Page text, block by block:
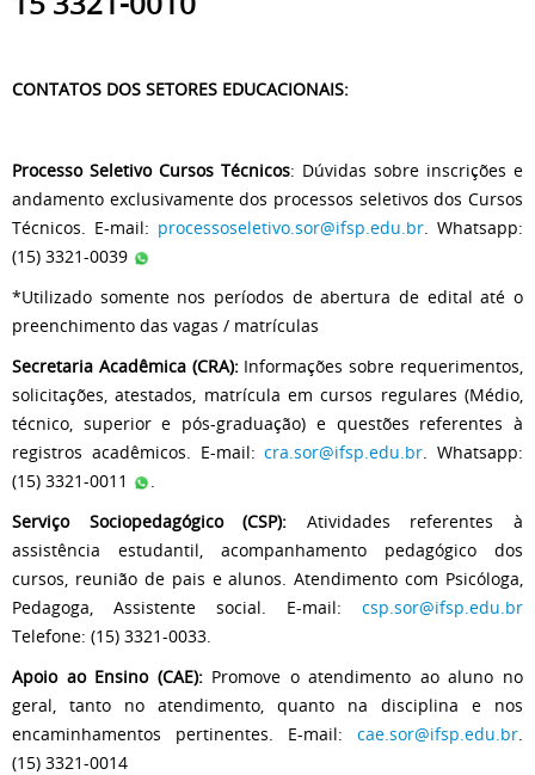
CONTATOS DOS SETORES EDUCACIONAIS:
Processo Seletivo Cursos Técnicos: Dúvidas sobre inscrições e
andamento exclusivamente dos processos seletivos dos Cursos
Técnicos. E-mail: processoseletivo.sor@ifsp.edu.br. Whatsapp:
(15) 3321-0039
*Utilizado somente nos períodos de abertura de edital até o
preenchimento das vagas / matrículas
Secretaria Acadêmica (CRA):Informações sobre requerimentos,
solicitações, atestados, matrícula em cursos regulares (Médio,
técnico, superior e pós-graduação) e questões referentes à
registros acadêmicos. E-mail:cra.sor@ifsp.edu.br. Whatsapp:
(15) 3321-0011
.
Serviço Sociopedagógico (CSP): Atividades referentes à
assistência estudantil, acompanhamento pedagógico dos
cursos, reunião de pais e alunos. Atendimento com Psicóloga,
Pedagoga, Assistente social. E-mail: csp.sor@ifsp.edu.br
Telefone: (15) 3321-0033.
Apoio ao Ensino (CAE):Promove o atendimento ao aluno no
geral, tanto no atendimento, quanto na disciplina e nos
encaminhamentos pertinentes. E-mail: cae.sor@ifsp.edu.br.
(15) 3321-0014